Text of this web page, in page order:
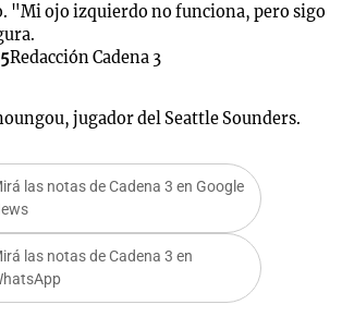
"Mi ojo izquierdo no funciona, pero sigo
Redacción Cadena 3
jugador del Seattle Sounders.
las notas de Cadena 3 en Google
las notas de Cadena 3 en